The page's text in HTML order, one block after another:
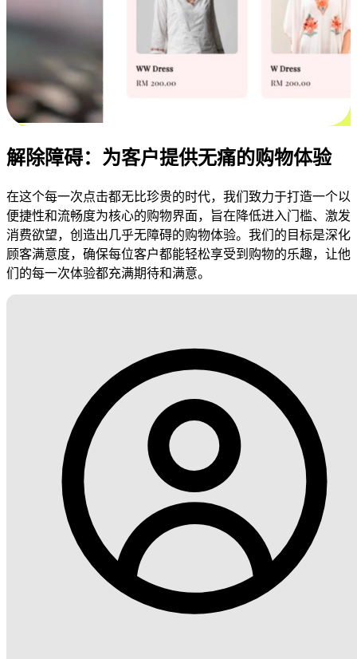
解除障碍：为客户提供无痛的购物体验
在这个每一次点击都无比珍贵的时代，我们致力于打造一个以
便捷性和流畅度为核心的购物界面，旨在降低进入门槛、激发
消费欲望，创造出几乎无障碍的购物体验。我们的目标是深化
顾客满意度，确保每位客户都能轻松享受到购物的乐趣，让他
们的每一次体验都充满期待和满意。